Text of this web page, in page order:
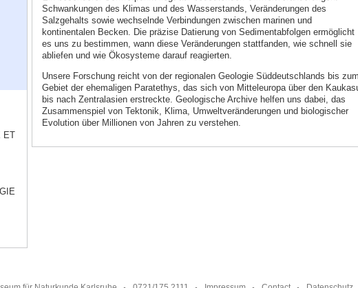
ET
Schwankungen des Klimas und des Wasserstands, Veränderungen des
Salzgehalts sowie wechselnde Verbindungen zwischen marinen und
kontinentalen Becken. Die präzise Datierung von Sedimentabfolgen ermöglicht
es uns zu bestimmen, wann diese Veränderungen stattfanden, wie schnell sie
abliefen und wie Ökosysteme darauf reagierten.
Unsere Forschung reicht von der regionalen Geologie Süddeutschlands bis zum
Gebiet der ehemaligen Paratethys, das sich von Mitteleuropa über den
bis nach Zentralasien erstreckte. Geologische Archive helfen uns dabei, das
Zusammenspiel von Tektonik, Klima, Umweltveränderungen und biologischer
Evolution über Millionen von Jahren zu verstehen.